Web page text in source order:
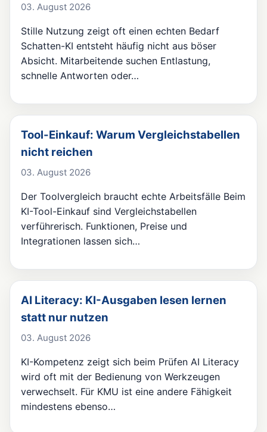
03. August 2026
Stille Nutzung zeigt oft einen echten Bedarf
Schatten-KI entsteht häufig nicht aus böser
Absicht. Mitarbeitende suchen Entlastung,
schnelle Antworten oder…
Tool-Einkauf: Warum Vergleichstabellen
nicht reichen
03. August 2026
Der Toolvergleich braucht echte Arbeitsfälle Beim
KI-Tool-Einkauf sind Vergleichstabellen
verführerisch. Funktionen, Preise und
Integrationen lassen sich…
AI Literacy: KI-Ausgaben lesen lernen
statt nur nutzen
03. August 2026
KI-Kompetenz zeigt sich beim Prüfen AI Literacy
wird oft mit der Bedienung von Werkzeugen
verwechselt. Für KMU ist eine andere Fähigkeit
mindestens ebenso…